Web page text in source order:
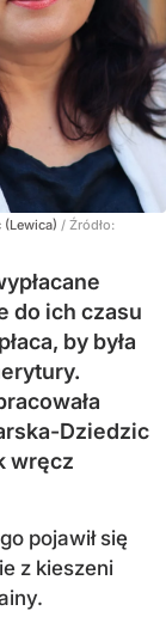
/ Źródło:
do ich czasu
by była
Dziedzic
wręcz
pojawił się
z kieszeni